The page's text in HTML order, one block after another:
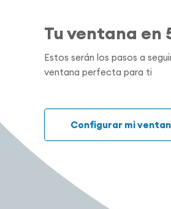
Tu ventana en
Estos serán los pasos a
ventana perfecta para ti
Configurar mi